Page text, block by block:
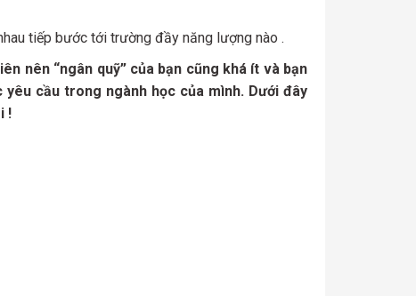
tiếp bước tới trường đầy năng lượng nào .
nên “ngân quỹ” của bạn cũng khá ít và bạn
cầu trong ngành học của mình. Dưới đây
!